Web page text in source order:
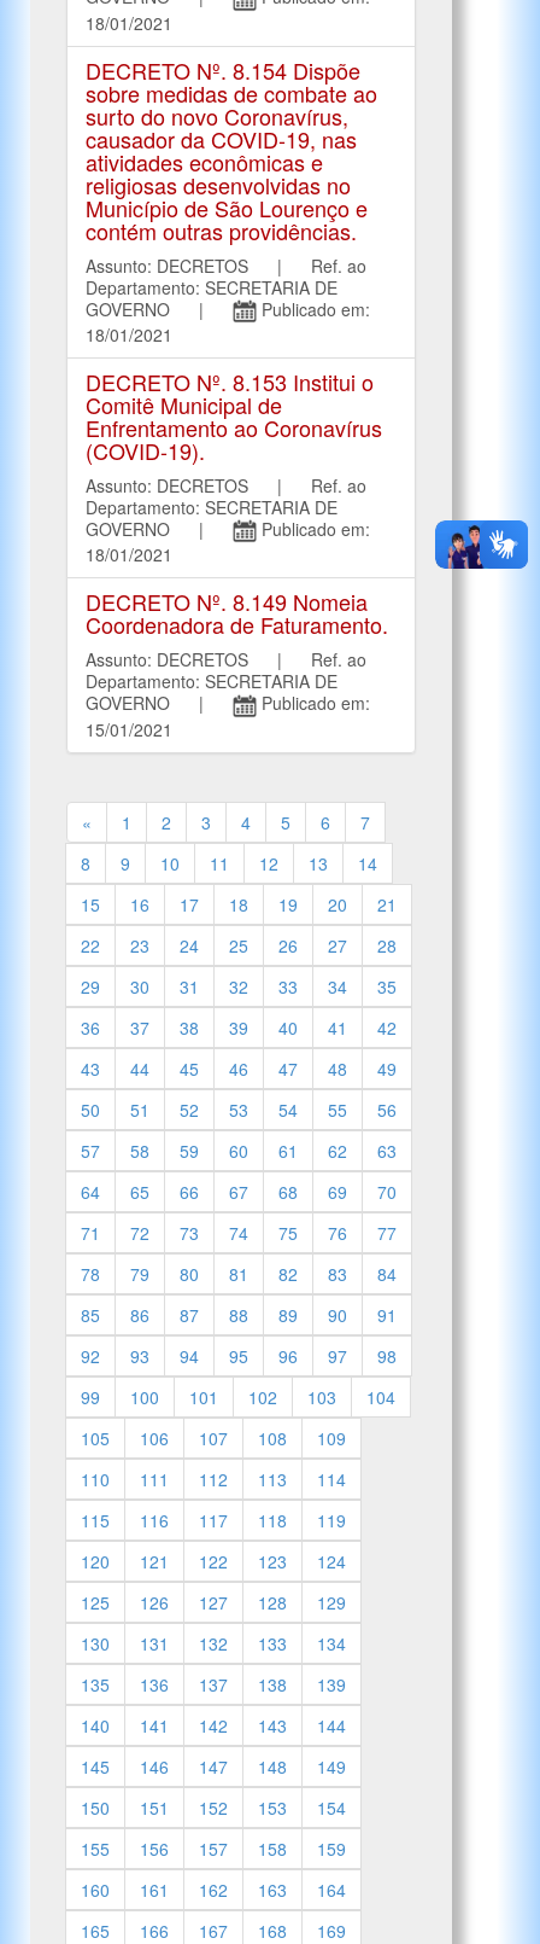
18/01/2021
DECRETO Nº. 8.154 Dispõe
sobre medidas de combate ao
surto do novo Coronavírus,
causador da COVID-19, nas
atividades econômicas e
religiosas desenvolvidas no
Município de São Lourenço e
contém outras providências.
Assunto: DECRETOS | Ref. ao
Departamento: SECRETARIA DE
GOVERNO |
Publicado em:
18/01/2021
DECRETO Nº. 8.153 Institui o
Comitê Municipal de
Enfrentamento ao Coronavírus
(COVID-19).
Assunto: DECRETOS | Ref. ao
Departamento: SECRETARIA DE
GOVERNO |
Publicado em:
18/01/2021
DECRETO Nº. 8.149 Nomeia
Coordenadora de Faturamento.
Assunto: DECRETOS | Ref. ao
Departamento: SECRETARIA DE
GOVERNO |
Publicado em:
15/01/2021
« 1 2 3 4 5 6
7
8
9 10 11 12 13
14
15
16 17 18 19 20
21
22
23 24 25 26 27
28
29
30 31 32 33 34
35
36
37 38 39 40 41
42
43
44 45 46 47 48
49
50
51 52 53 54 55
56
57
58 59 60 61 62
63
64
65 66 67 68 69
70
71
72 73 74 75 76
77
78
79 80 81 82 83
84
85
86 87 88 89 90
91
92
93 94 95 96 97
98
99
100 101 102 103
104
105
106 107 108
109
110
111 112 113
114
115
116 117 118
119
120
121 122 123
124
125
126 127 128
129
130
131 132 133
134
135
136 137 138
139
140
141 142 143
144
145
146 147 148
149
150
151 152 153
154
155
156 157 158
159
160
161 162 163
164
165
166 167 168
169